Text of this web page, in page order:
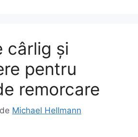
cârlig și
pentru
remorcare
de Michael Hellmann